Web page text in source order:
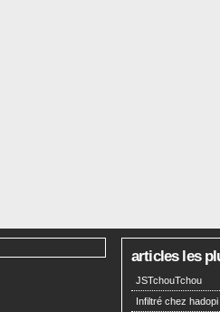
articles les
JSTchouTchou
Infiltré chez hadopi